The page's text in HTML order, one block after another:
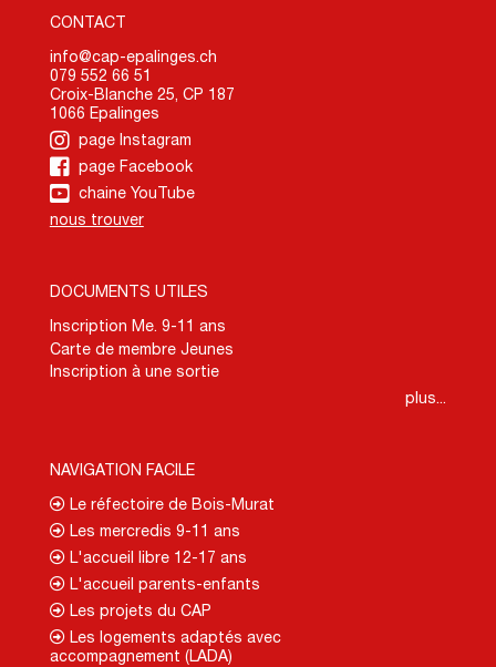
CONTACT
info@cap-epalinges.ch
079 552 66 51
Croix-Blanche 25, CP 187
1066 Epalinges
page Instagram
page Facebook
chaine YouTube
nous trouver
DOCUMENTS UTILES
Inscription Me. 9-11 ans
Carte de membre Jeunes
Inscription à une sortie
plus...
NAVIGATION FACILE
Le réfectoire de Bois-Murat
Les mercredis 9-11 ans
L'accueil libre 12-17 ans
L'accueil parents-enfants
Les projets du CAP
Les logements adaptés avec
accompagnement (LADA)